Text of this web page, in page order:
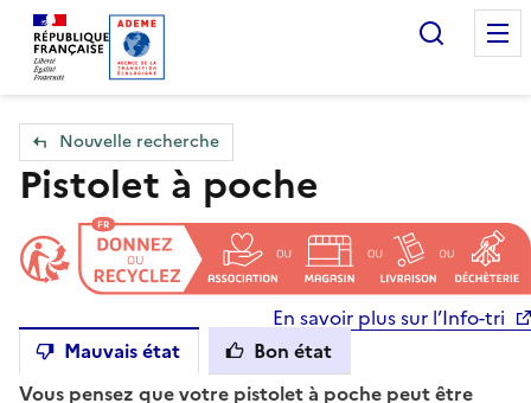
Accueil — Que Faire de mes objets & déchets
Nouvelle recherche
Pistolet à poche
En savoir plus sur l’Info-tri
Mauvais état
Bon état
Vous pensez que votre pistolet à poche peut être